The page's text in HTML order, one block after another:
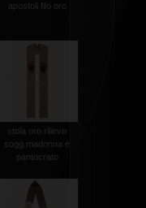
apostoli filo oro
stola oro rilievo
sogg.madonna e
pantocrato